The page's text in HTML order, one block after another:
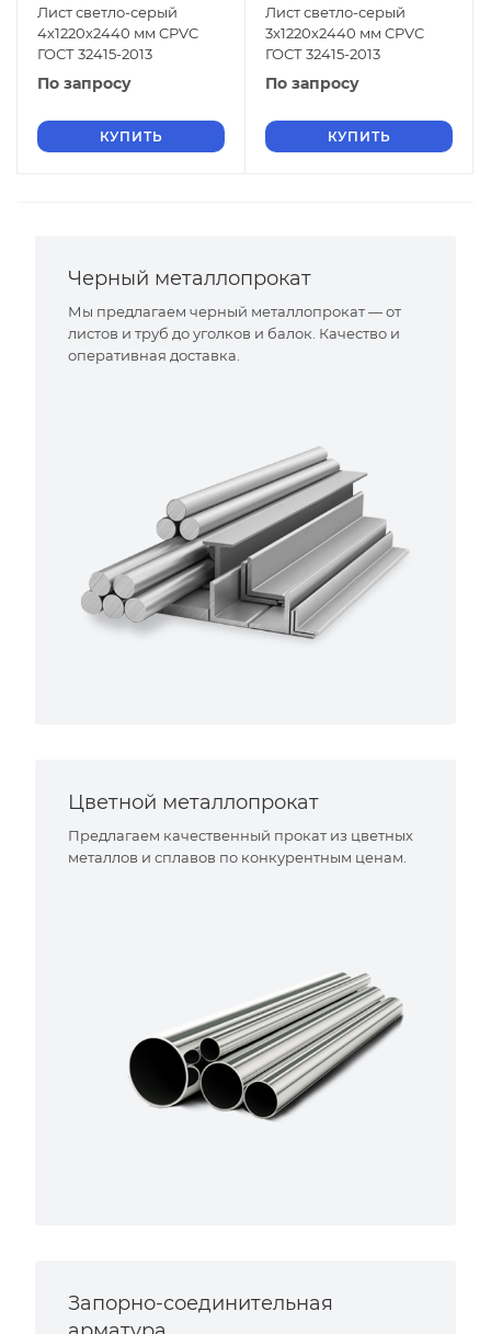
Лист светло-серый
4х1220х2440 мм CPVC
ГОСТ 32415-2013
По запросу
КУПИТЬ
Лист светло-серый
3х1220х2440 мм CPVC
ГОСТ 32415-2013
По запросу
КУПИТЬ
Черный металлопрокат
Мы предлагаем черный металлопрокат — от
листов и труб до уголков и балок. Качество и
оперативная доставка.
Цветной металлопрокат
Предлагаем качественный прокат из цветных
металлов и сплавов по конкурентным ценам.
Запорно-соединительная